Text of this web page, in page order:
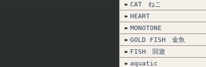
CAT ねこ
HEART
MONOTONE
GOLD FISH 金魚
FISH 回遊
aquatic